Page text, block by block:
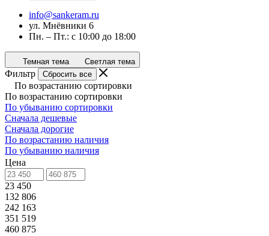
info@sankeram.ru
ул. Мнёвники 6
Пн. – Пт.: с 10:00 до 18:00
Темная тема Светлая тема
Фильтр Сбросить все
По возрастанию сортировки
По возрастанию сортировки
По убыванию сортировки
Сначала дешевые
Сначала дорогие
По возрастанию наличия
По убыванию наличия
Цена
23 450
132 806
242 163
351 519
460 875